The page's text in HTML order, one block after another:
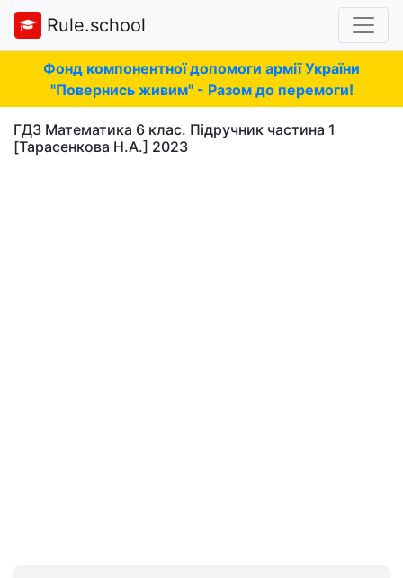
Rule.school
Фонд компонентної допомоги армії України
"Повернись живим" - Разом до перемоги!
ГДЗ Математика 6 клас. Підручник частина 1
[Тарасенкова Н.А.] 2023